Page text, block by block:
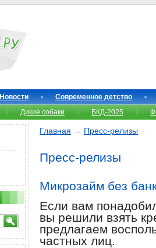
Новости
Современное детство
Дикие собаки БКД-2025
Главная → Пресс-релизы
Пресс-релизы
Микрозайм без
Если вам
вы решили взять
предлагаем
частных лиц.